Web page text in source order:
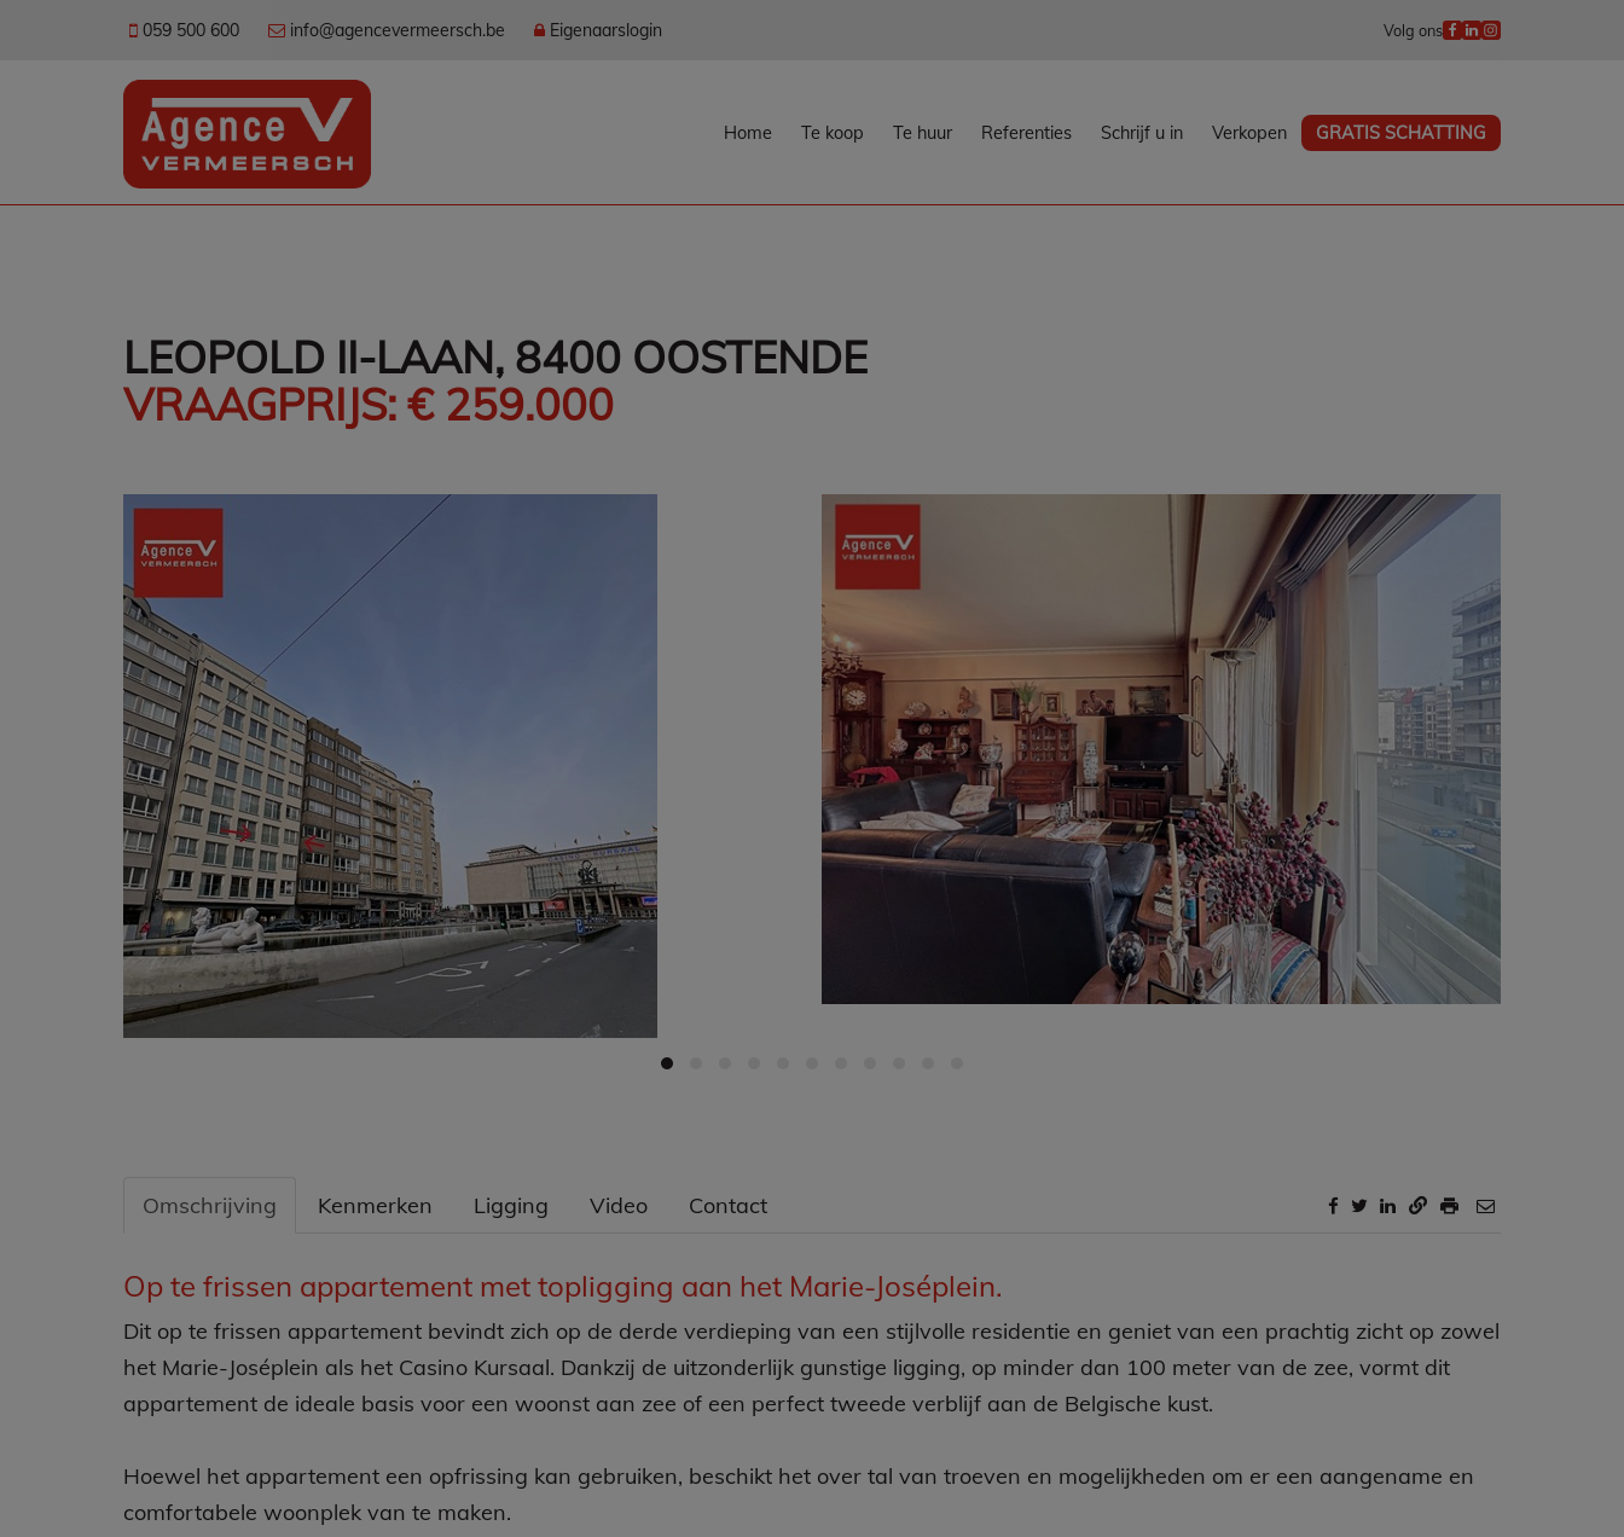
059 500 600 info@agencevermeersch.be Eigenaarslogin Volg ons
Home Te koop Te huur Referenties Schrijf u in Verkopen GRATIS SCHATTING
LEOPOLD II-LAAN, 8400 OOSTENDE
VRAAGPRIJS: € 259.000
Omschrijving Kenmerken Ligging Video Contact
Omschrijving
Op te frissen appartement met topligging aan het Marie-Joséplein.
Dit op te frissen appartement bevindt zich op de derde verdieping van een stijlvolle residentie en geniet van een prachtig zicht op zowel
het Marie-Joséplein als het Casino Kursaal. Dankzij de uitzonderlijk gunstige ligging, op minder dan 100 meter van de zee, vormt dit
appartement de ideale basis voor een woonst aan zee of een perfect tweede verblijf aan de Belgische kust.
Hoewel het appartement een opfrissing kan gebruiken, beschikt het over tal van troeven en mogelijkheden om er een aangename en
comfortabele woonplek van te maken.